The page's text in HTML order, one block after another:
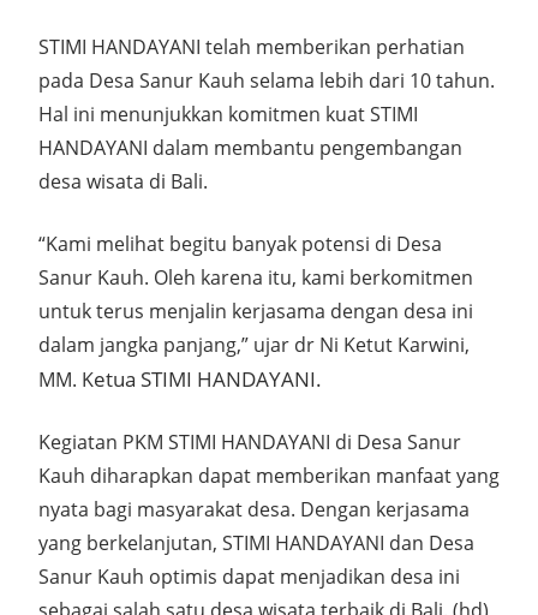
STIMI HANDAYANI telah memberikan perhatian
pada Desa Sanur Kauh selama lebih dari 10 tahun.
Hal ini menunjukkan komitmen kuat STIMI
HANDAYANI dalam membantu pengembangan
desa wisata di Bali.
“Kami melihat begitu banyak potensi di Desa
Sanur Kauh. Oleh karena itu, kami berkomitmen
untuk terus menjalin kerjasama dengan desa ini
dalam jangka panjang,” ujar dr Ni Ketut Karwini,
MM. Ketua STIMI HANDAYANI.
Kegiatan PKM STIMI HANDAYANI di Desa Sanur
Kauh diharapkan dapat memberikan manfaat yang
nyata bagi masyarakat desa. Dengan kerjasama
yang berkelanjutan, STIMI HANDAYANI dan Desa
Sanur Kauh optimis dapat menjadikan desa ini